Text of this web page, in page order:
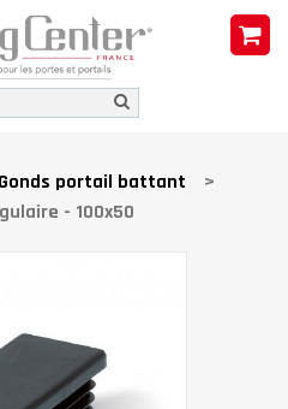
Gonds portail battant
>
- 100x50